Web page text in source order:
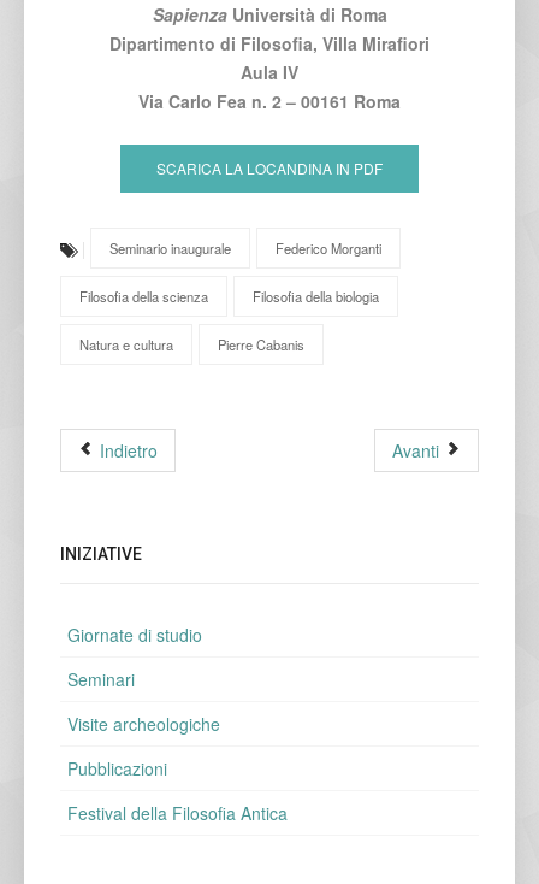
SapienzaUniversità di Roma
Dipartimento di Filosofia, Villa Mirafiori
Aula IV
Via Carlo Fea n. 2 – 00161 Roma
SCARICA LA LOCANDINA IN PDF
Seminario inaugurale Federico Morganti
Filosofia della scienza Filosofia della biologia
Natura e cultura Pierre Cabanis
Indietro Avanti
INIZIATIVE
Giornate di studio
Seminari
Visite archeologiche
Pubblicazioni
Festival della Filosofia Antica